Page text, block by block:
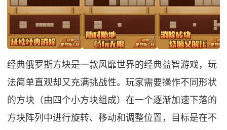
经典俄罗斯方块是一款风靡世界的经典益智游戏，玩
法简单直观却又充满挑战性。玩家需要操作不同形状
的方块（由四个小方块组成）在一个逐渐加速下落的
方块阵列中进行旋转、移动和调整位置，目标是在不